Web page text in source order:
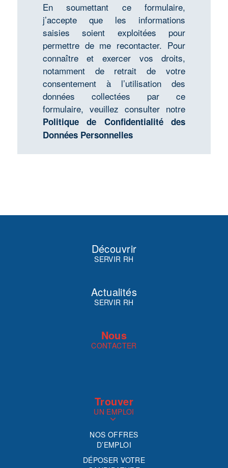
En soumettant ce formulaire,
j’accepte que les informations
saisies soient exploitées pour
permettre de me recontacter. Pour
connaître et exercer vos droits,
notamment de retrait de votre
consentement à l’utilisation des
données collectées par ce
formulaire, veuillez consulter notre
Politique de Confidentialité des
Données Personnelles
Découvrir
SERVIR RH
Actualités
SERVIR RH
Nous
CONTACTER
Trouver
UN EMPLOI
NOS OFFRES
D’EMPLOI
DÉPOSER VOTRE